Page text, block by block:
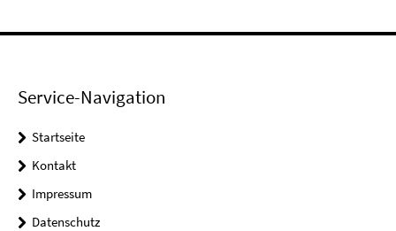
Service-Navigation
Startseite
Kontakt
Impressum
Datenschutz